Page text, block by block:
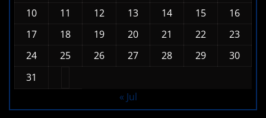
10
11 12 13 14 15
16
17
18 19 20 21 22
23
24
25 26 27 28 29
30
31
« Jul